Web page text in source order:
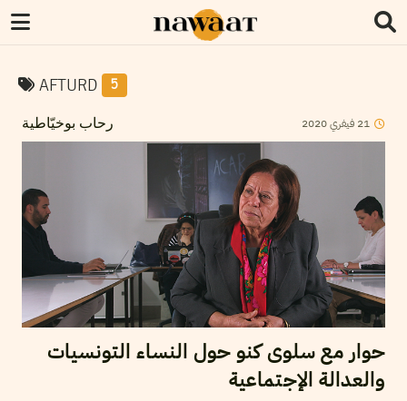
AFTURD 5
رحاب بوخيّاطية 21 فيفري2020
حوار مع سلوى كنو حول النساء التونسيات
والعدالة الإجتماعية